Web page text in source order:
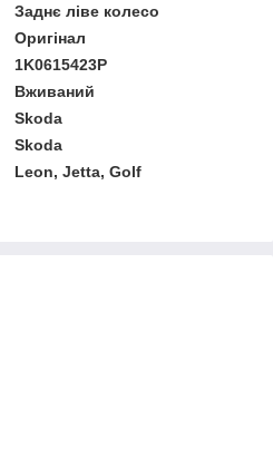
Заднє ліве колесо
Оригінал
1K0615423P
Вживаний
Skoda
Skoda
Leon, Jetta, Golf